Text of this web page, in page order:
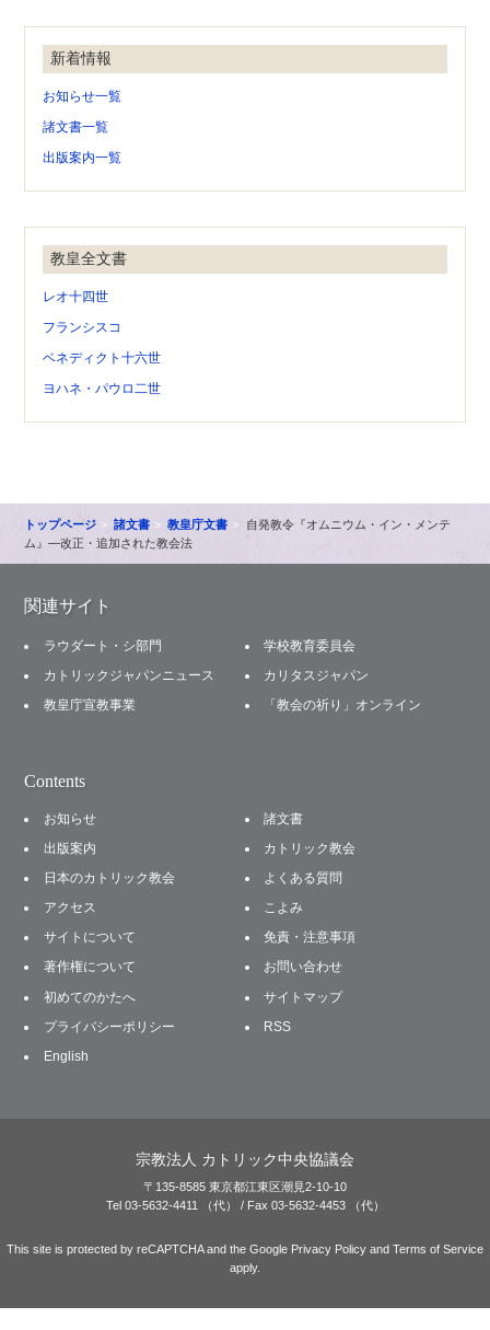
新着情報
お知らせ一覧
諸文書一覧
出版案内一覧
教皇全文書
レオ十四世
フランシスコ
ベネディクト十六世
ヨハネ・パウロ二世
トップページ 諸文書 教皇庁文書
自発教令『オムニウム・イン・メンテ
ム』―改正・追加された教会法
関連サイト
ラウダート・シ部門
学校教育委員会
カトリックジャパンニュース
カリタスジャパン
教皇庁宣教事業
「教会の祈り」オンライン
Contents
お知らせ
諸文書
出版案内
カトリック教会
日本のカトリック教会
よくある質問
アクセス
こよみ
サイトについて
免責・注意事項
著作権について
お問い合わせ
初めてのかたへ
サイトマップ
プライバシーポリシー
RSS
English
宗教法人 カトリック中央協議会
〒135-8585 東京都江東区潮見2-10-10
Tel 03-5632-4411 （代） / Fax 03-5632-4453 （代）
This site is protected by reCAPTCHA and the Google Privacy Policy and Terms of Service
apply.